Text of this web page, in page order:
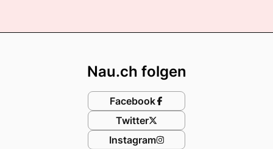
Nau.ch folgen
Facebook
Twitter
Instagram